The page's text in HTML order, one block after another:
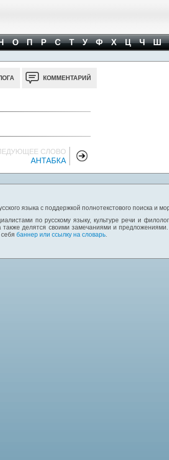
О П Р С Т У Ф Х Ц Ч Ш
КОММЕНТАРИЙ
СЛОВО
АНТАБКА
языка с поддержкой полнотекстового поиска и
по русскому языку, культуре речи и
делятся своими замечаниями и
баннер или ссылку на словарь.